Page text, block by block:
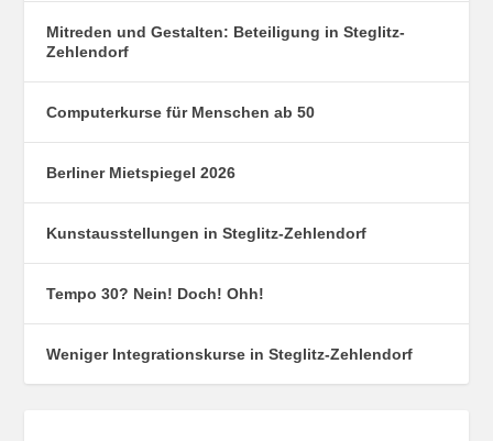
Mitreden und Gestalten: Beteiligung in Steglitz-
Zehlendorf
Computerkurse für Menschen ab 50
Berliner Mietspiegel 2026
Kunstausstellungen in Steglitz-Zehlendorf
Tempo 30? Nein! Doch! Ohh!
Weniger Integrationskurse in Steglitz-Zehlendorf